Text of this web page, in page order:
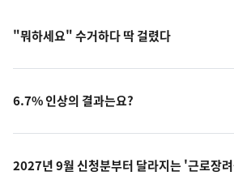
"뭐하세요" 수거하다 딱 걸렸다
6.7% 인상의 결과는요?
2027년 9월 신청분부터 달라지는 '근로장